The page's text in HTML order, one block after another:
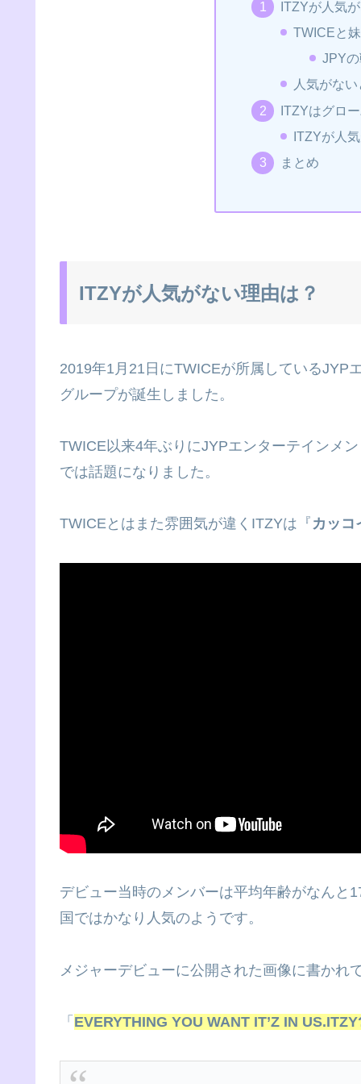
ITZYが人気
TWICEと
JPY
人気がな
ITZYはグロ
ITZYが人
まとめ
ITZYが人気がない理由は？
2019年1月21日にTWICEが所属しているJYP
グループが誕生しました。
TWICE以来4年ぶりにJYPエンターテインメ
では話題になりました。
TWICEとはまた雰囲気が違くITZYは『 カッコ
デビュー当時のメンバーは平均年齢がなんと
国ではかなり人気のようです。
メジャーデビューに公開された画像に書かれ
「 EVERYTHING YOU WANT IT’Z IN